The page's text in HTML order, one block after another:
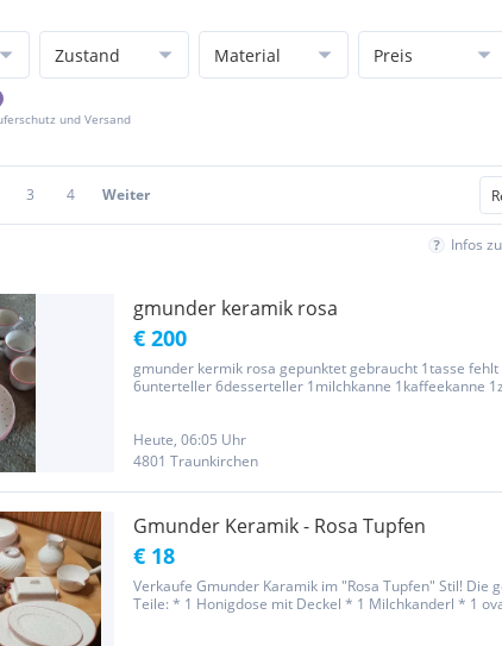
Zustand Material Preis
und Versand
3 4 Weiter
Infos
gmunder keramik rosa
€ 200
gmunder kermik rosa gepunktet gebraucht 1tasse fehlt
6unterteller 6desserteller 1milchkanne 1kaffeekanne
Heute, 06:05 Uhr
4801 Traunkirchen
Gmunder Keramik - Rosa Tupfen
€ 18
Verkaufe Gmunder Karamik im "Rosa Tupfen" Stil! Die
Teile: * 1 Honigdose mit Deckel * 1 Milchkanderl * 1